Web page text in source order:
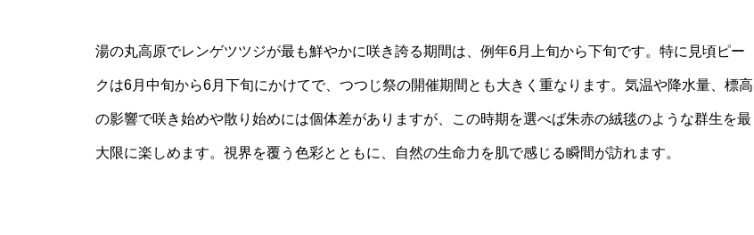
湯の丸高原でレンゲツツジが最も鮮やかに咲き誇る期間は、例年6月上旬から下旬です。特に見頃ピー
クは6月中旬から6月下旬にかけてで、つつじ祭の開催期間とも大きく重なります。気温や降水量、標高
の影響で咲き始めや散り始めには個体差がありますが、この時期を選べば朱赤の絨毯のような群生を最
大限に楽しめます。視界を覆う色彩とともに、自然の生命力を肌で感じる瞬間が訪れます。